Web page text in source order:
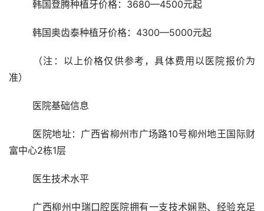
	韩国登腾种植牙价格：3680—4500元起
	韩国奥齿泰种植牙价格：4300—5000元起
准）
	医院基础信息
富中心2栋1层
	医生技术水平